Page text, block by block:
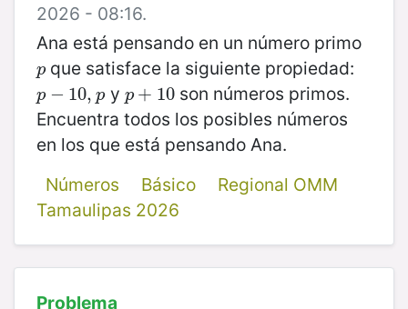
2026 - 08:16.
Ana está pensando en un número primo
p
pque satisface la siguiente propiedad:
p − 10, p
p −10,p y p + 10
p+10 son números primos.
Encuentra todos los posibles números
en los que está pensando Ana.
Números
Básico
Regional OMM
Tamaulipas 2026
Problema